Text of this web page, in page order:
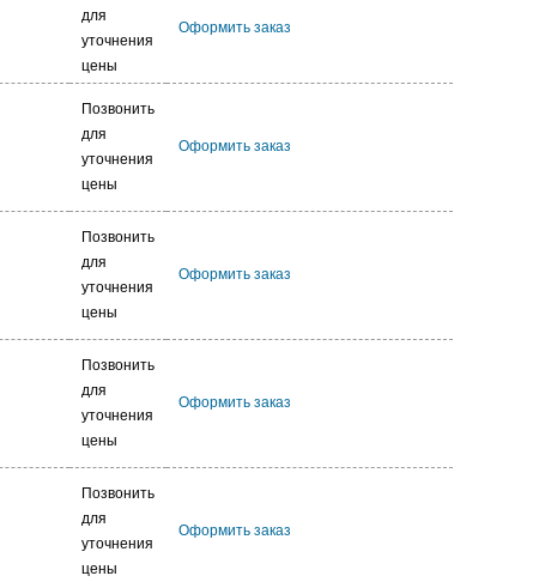
для
уточнения
цены
Оформить заказ
Позвонить
для
уточнения
цены
Оформить заказ
Позвонить
для
уточнения
цены
Оформить заказ
Позвонить
для
уточнения
цены
Оформить заказ
Позвонить
для
уточнения
цены
Оформить заказ